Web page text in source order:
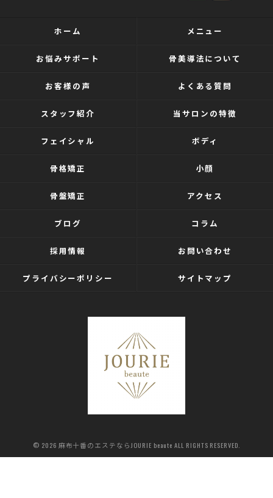
ホーム メニュー
お悩みサポート 骨美導法について
お客様の声 よくある質問
スタッフ紹介 当サロンの特徴
フェイシャル ボディ
骨格矯正 小顔
骨盤矯正 アクセス
ブログ コラム
採用情報 お問い合わせ
プライバシーポリシー サイトマップ
© 2026 麻布十番のエステならJOURIE beaute ALL RIGHTS RESERVED.